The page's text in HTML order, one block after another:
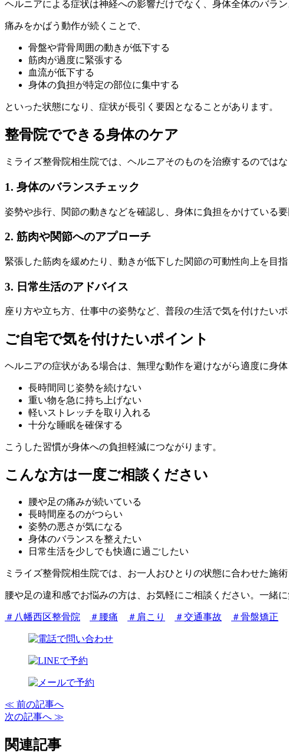
ヘルニアによる症状は神経への影響だけでなく、身体全体のバラ
痛みをかばう動作が続くことで、
骨盤や背骨周囲の動きが低下する
筋肉が過度に緊張する
血流が低下する
身体の負担が特定の部位に集中する
といった状態になり、症状が長引く要因となることがあります。
整骨院でできる身体のケア
ミライズ整骨院相生院では、ヘルニアそのものを治療するのでは
1. 身体のバランスチェック
姿勢や歩行、関節の動きなどを確認し、身体に負担をかけている要
2. 筋肉や関節へのアプローチ
緊張した筋肉を緩めたり、動きが低下した関節の可動性向上を目指
3. 日常生活のアドバイス
座り方や立ち方、仕事中の姿勢など、普段の生活で気を付けたいポ
ご自宅で気を付けたいポイント
ヘルニアの症状がある場合は、無理な動作を避けながら適度に身体
長時間同じ姿勢を続けない
重い物を急に持ち上げない
軽いストレッチを取り入れる
十分な睡眠を確保する
こうした習慣が身体への負担軽減につながります。
こんな方は一度ご相談ください
腰や足の痛みが続いている
長時間座るのがつらい
姿勢の悪さが気になる
身体のバランスを整えたい
日常生活を少しでも快適に過ごしたい
ミライズ整骨院相生院では、お一人おひとりの状態に合わせた施
腰や足の違和感でお悩みの方は、お気軽にご相談ください。一緒
＃八幡西区整骨院 ＃腰痛 ＃肩こり ＃交通事故 ＃骨盤矯正
≪ 前の記事へ
次の記事へ ≫
関連記事